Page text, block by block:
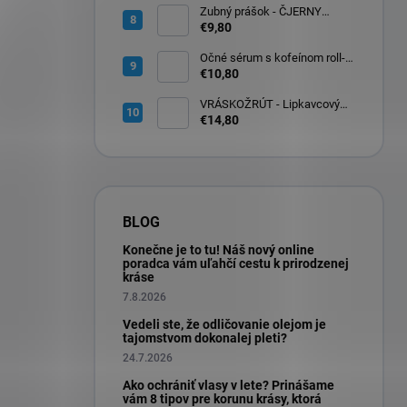
Zubný prášok - ČJERNY
DJABEL 60ml
€9,80
Očné sérum s kofeínom roll-
on na očné okolie 10ml
€10,80
VRÁSKOŽRÚT - Lipkavcový
denný krém s Q10 30ml
€14,80
BLOG
Konečne je to tu! Náš nový online
poradca vám uľahčí cestu k prirodzenej
kráse
7.8.2026
Vedeli ste, že odličovanie olejom je
tajomstvom dokonalej pleti?
24.7.2026
Ako ochrániť vlasy v lete? Prinášame
vám 8 tipov pre korunu krásy, ktorá